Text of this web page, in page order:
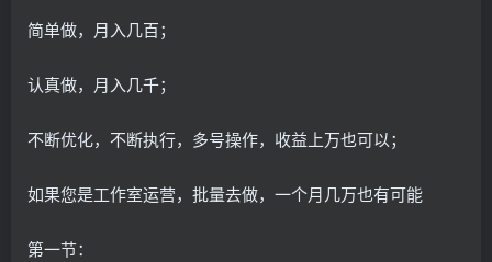
简单做，月入几百；
认真做，月入几千；
不断优化，不断执行，多号操作，收益上万也可以；
如果您是工作室运营，批量去做，一个月几万也有可能
第一节：